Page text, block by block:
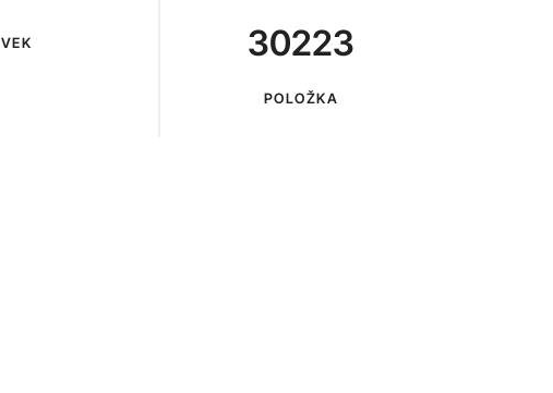
VEK 30223
POLOŽKA